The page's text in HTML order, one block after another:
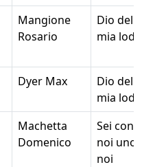
Mangione
Rosario
Dio della
mia lode
Dyer Max
Dio della
mia lode
Machetta
Domenico
Sei con
noi uno
noi